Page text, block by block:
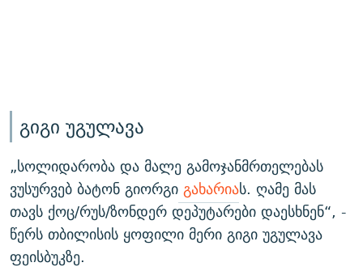
გიგი უგულავა
„სოლიდარობა და მალე გამოჯანმრთელებას
ვუსურვებ ბატონ გიორგიგახარიას. ღამე მას
თავს ქოც/რუს/ზონდერ დეპუტარები დაესხნენ“, -
წერს თბილისის ყოფილი მერი გიგი უგულავა
ფეისბუკზე.